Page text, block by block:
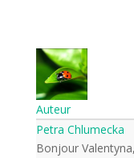
Auteur
Petra Chlumecka
Bonjour